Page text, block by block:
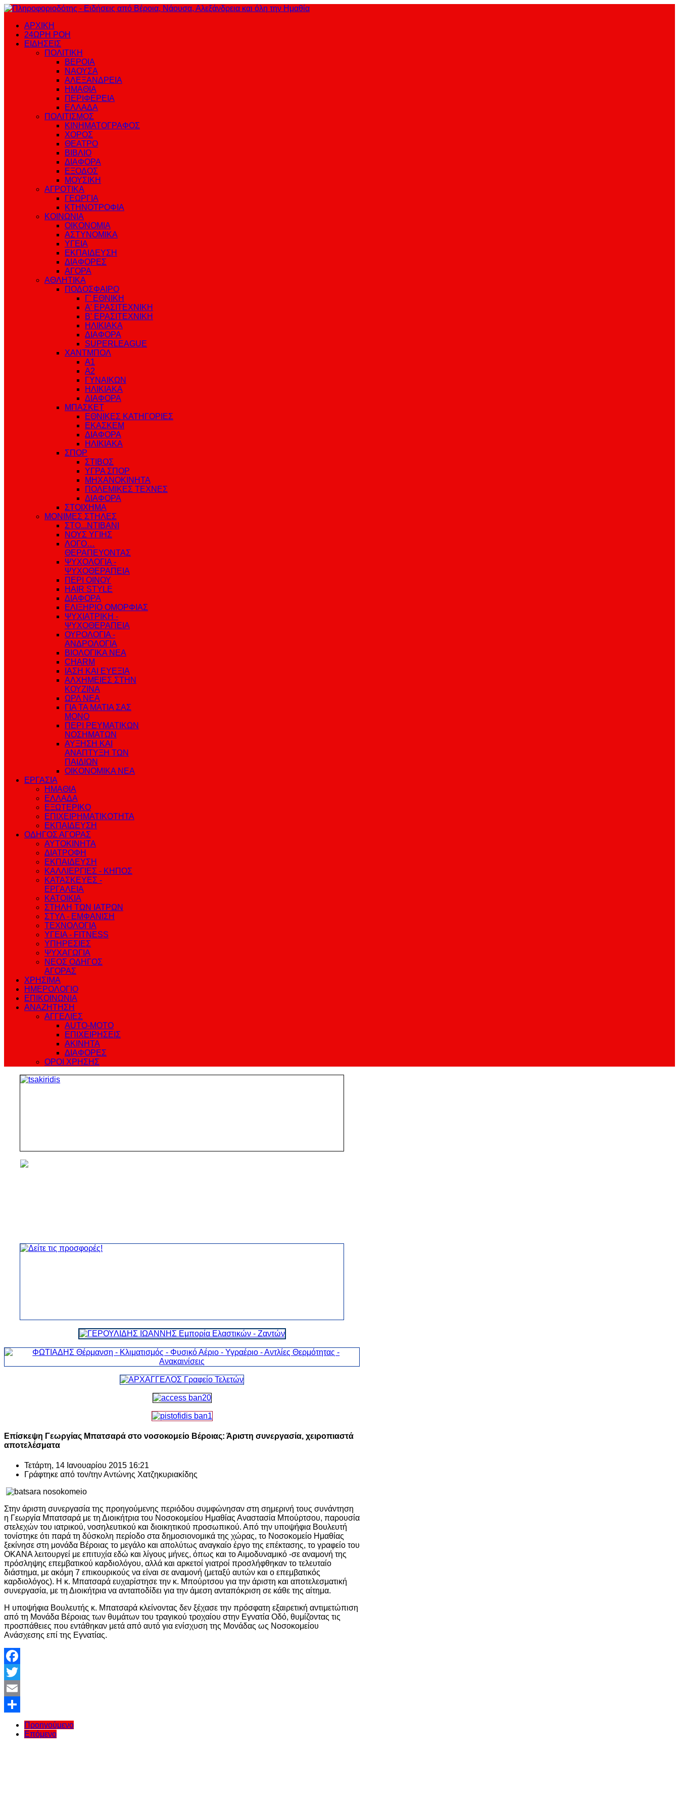
ΑΡΧΙΚΗ
24ΩΡΗ ΡΟΗ
ΕΙΔΗΣΕΙΣ
ΠΟΛΙΤΙΚΗ
ΒΕΡΟΙΑ
ΝΑΟΥΣΑ
ΑΛΕΞΑΝΔΡΕΙΑ
ΗΜΑΘΙΑ
ΠΕΡΙΦΕΡΕΙΑ
ΕΛΛΑΔΑ
ΠΟΛΙΤΙΣΜΟΣ
ΚΙΝΗΜΑΤΟΓΡΑΦΟΣ
ΧΟΡΟΣ
ΘΕΑΤΡΟ
ΒΙΒΛΙΟ
ΔΙΑΦΟΡΑ
ΕΞΟΔΟΣ
ΜΟΥΣΙΚΗ
ΑΓΡΟΤΙΚΑ
ΓΕΩΡΓΙΑ
ΚΤΗΝΟΤΡΟΦΙΑ
ΚΟΙΝΩΝΙΑ
ΟΙΚΟΝΟΜΙΑ
ΑΣΤΥΝΟΜΙΚΑ
ΥΓΕΙΑ
ΕΚΠΑΙΔΕΥΣΗ
ΔΙΑΦΟΡΕΣ
ΑΓΟΡΑ
ΑΘΛΗΤΙΚΑ
ΠΟΔΟΣΦΑΙΡΟ
Γ' ΕΘΝΙΚΗ
Α' ΕΡΑΣΙΤΕΧΝΙΚΗ
Β' ΕΡΑΣΙΤΕΧΝΙΚΗ
ΗΛΙΚΙΑΚΑ
ΔΙΑΦΟΡΑ
SUPERLEAGUE
ΧΑΝΤΜΠΟΛ
Α1
Α2
ΓΥΝΑΙΚΩΝ
ΗΛΙΚΙΑΚΑ
ΔΙΑΦΟΡΑ
ΜΠΑΣΚΕΤ
ΕΘΝΙΚΕΣ ΚΑΤΗΓΟΡΙΕΣ
ΕΚΑΣΚΕΜ
ΔΙΑΦΟΡΑ
ΗΛΙΚΙΑΚΑ
ΣΠΟΡ
ΣΤΙΒΟΣ
ΥΓΡΑ ΣΠΟΡ
ΜΗΧΑΝΟΚΙΝΗΤΑ
ΠΟΛΕΜΙΚΕΣ ΤΕΧΝΕΣ
ΔΙΑΦΟΡΑ
ΣΤΟΙΧΗΜΑ
ΜΟΝΙΜΕΣ ΣΤΗΛΕΣ
ΣΤΟ...ΝΤΙΒΑΝΙ
ΝΟΥΣ ΥΓΙΗΣ
ΛΟΓΟ…
ΘΕΡΑΠΕΥΟΝΤΑΣ
ΨΥΧΟΛΟΓΙΑ -
ΨΥΧΟΘΕΡΑΠΕΙΑ
ΠΕΡΙ ΟΙΝΟΥ
HAIR STYLE
ΔΙΑΦΟΡΑ
ΕΛΙΞΗΡΙΟ ΟΜΟΡΦΙΑΣ
ΨΥΧΙΑΤΡΙΚΗ -
ΨΥΧΟΘΕΡΑΠΕΙΑ
ΟΥΡΟΛΟΓΙΑ -
ΑΝΔΡΟΛΟΓΙΑ
ΒΙΟΛΟΓΙΚΑ ΝΕΑ
CHARM
ΙΑΣΗ ΚΑΙ ΕΥΕΞΙΑ
ΑΛΧΗΜΕΙΕΣ ΣΤΗΝ
ΚΟΥΖΙΝΑ
ΩΡΛ ΝEA
ΓΙΑ ΤΑ ΜΑΤΙΑ ΣΑΣ
ΜΟΝΟ
ΠΕΡΙ ΡΕΥΜΑΤΙΚΩΝ
ΝΟΣΗΜΑΤΩΝ
ΑΥΞΗΣΗ ΚΑΙ
ΑΝΑΠΤΥΞΗ ΤΩΝ
ΠΑΙΔΙΩΝ
ΟΙΚΟΝΟΜΙΚΑ ΝΕΑ
ΕΡΓΑΣΙΑ
ΗΜΑΘΙΑ
ΕΛΛΑΔΑ
ΕΞΩΤΕΡΙΚΟ
ΕΠΙΧΕΙΡΗΜΑΤΙΚΟΤΗΤΑ
ΕΚΠΑΙΔΕΥΣΗ
ΟΔΗΓΟΣ ΑΓΟΡΑΣ
ΑΥΤΟΚΙΝΗΤΑ
ΔΙΑΤΡΟΦΗ
ΕΚΠΑΙΔΕΥΣΗ
ΚΑΛΛΙΕΡΓΙΕΣ - ΚΗΠΟΣ
ΚΑΤΑΣΚΕΥΕΣ -
ΕΡΓΑΛΕΙΑ
ΚΑΤΟΙΚΙΑ
ΣΤΗΛΗ ΤΩΝ ΙΑΤΡΩΝ
ΣΤΥΛ - ΕΜΦΑΝΙΣΗ
ΤΕΧΝΟΛΟΓΙΑ
ΥΓΕΙΑ - FITNESS
ΥΠΗΡΕΣΙΕΣ
ΨΥΧΑΓΩΓΙΑ
ΝΕΟΣ ΟΔΗΓΟΣ
ΑΓΟΡΑΣ
ΧΡΗΣΙΜΑ
ΗΜΕΡΟΛΟΓΙΟ
ΕΠΙΚΟΙΝΩΝΙΑ
ΑΝΑΖΗΤΗΣΗ
ΑΓΓΕΛΙΕΣ
AUTO-MOTO
ΕΠΙΧΕΙΡΗΣΕΙΣ
ΑΚΙΝΗΤΑ
ΔΙΑΦΟΡΕΣ
ΟΡΟΙ ΧΡΗΣΗΣ
Επίσκεψη Γεωργίας Μπατσαρά στο νοσοκομείο Βέροιας: Άριστη συνεργασία, χειροπιαστά
αποτελέσματα
Τετάρτη, 14 Ιανουαρίου 2015 16:21
Γράφτηκε από τον/τηνΑντώνης Χατζηκυριακίδης
Στην άριστη συνεργασία της προηγούμενης περιόδου συμφώνησαν στη σημερινή τους συνάντηση
η Γεωργία Μπατσαρά με τη Διοικήτρια του Νοσοκομείου Ημαθίας Αναστασία Μπούρτσου, παρουσία
στελεχών του ιατρικού, νοσηλευτικού και διοικητικού προσωπικού. Από την υποψήφια Βουλευτή
τονίστηκε ότι παρά τη δύσκολη περίοδο στα δημοσιονομικά της χώρας, το Νοσοκομείο Ημαθίας
ξεκίνησε στη μονάδα Βέροιας το μεγάλο και απολύτως αναγκαίο έργο της επέκτασης, το γραφείο του
ΟΚΑΝΑ λειτουργεί με επιτυχία εδώ και λίγους μήνες, όπως και το Αιμοδυναμικό -σε αναμονή της
πρόσληψης επεμβατικού καρδιολόγου, αλλά και αρκετοί γιατροί προσλήφθηκαν το τελευταίο
διάστημα, με ακόμη 7 επικουρικούς να είναι σε αναμονή (μεταξύ αυτών και ο επεμβατικός
καρδιολόγος). Η κ. Μπατσαρά ευχαρίστησε την κ. Μπούρτσου για την άριστη και αποτελεσματική
συνεργασία, με τη Διοικήτρια να ανταποδίδει για την άμεση ανταπόκριση σε κάθε της αίτημα.
Η υποψήφια Βουλευτής κ. Μπατσαρά κλείνοντας δεν ξέχασε την πρόσφατη εξαιρετική αντιμετώπιση
από τη Μονάδα Βέροιας των θυμάτων του τραγικού τροχαίου στην Εγνατία Οδό, θυμίζοντας τις
προσπάθειες που εντάθηκαν μετά από αυτό για ενίσχυση της Μονάδας ως Νοσοκομείου
Ανάσχεσης επί της Εγνατίας.
Facebook
Twitter
Email
Share
Προηγούμενο
Επόμενο